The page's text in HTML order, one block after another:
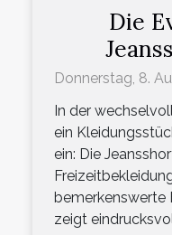
Die
Donnerstag, 8.
In der
ein
ein: Die
bemerkenswerte
zeigt